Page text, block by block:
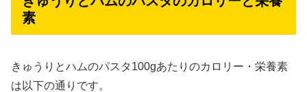
素
きゅうりとハムのパスタ100gあたりのカロリー・栄養素
は以下の通りです。